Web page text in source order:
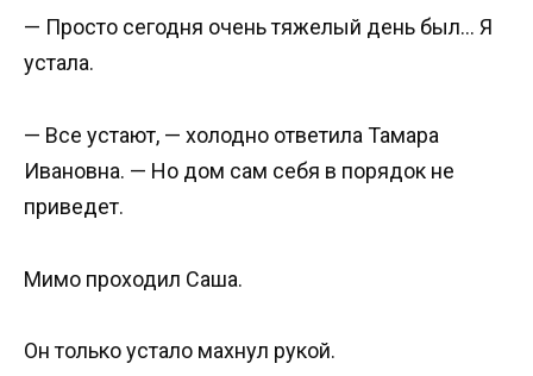
— Просто сегодня очень тяжелый день был… Я
устала.
— Все устают, — холодно ответила Тамара
Ивановна. — Но дом сам себя в порядок не
приведет.
Мимо проходил Саша.
Он только устало махнул рукой.